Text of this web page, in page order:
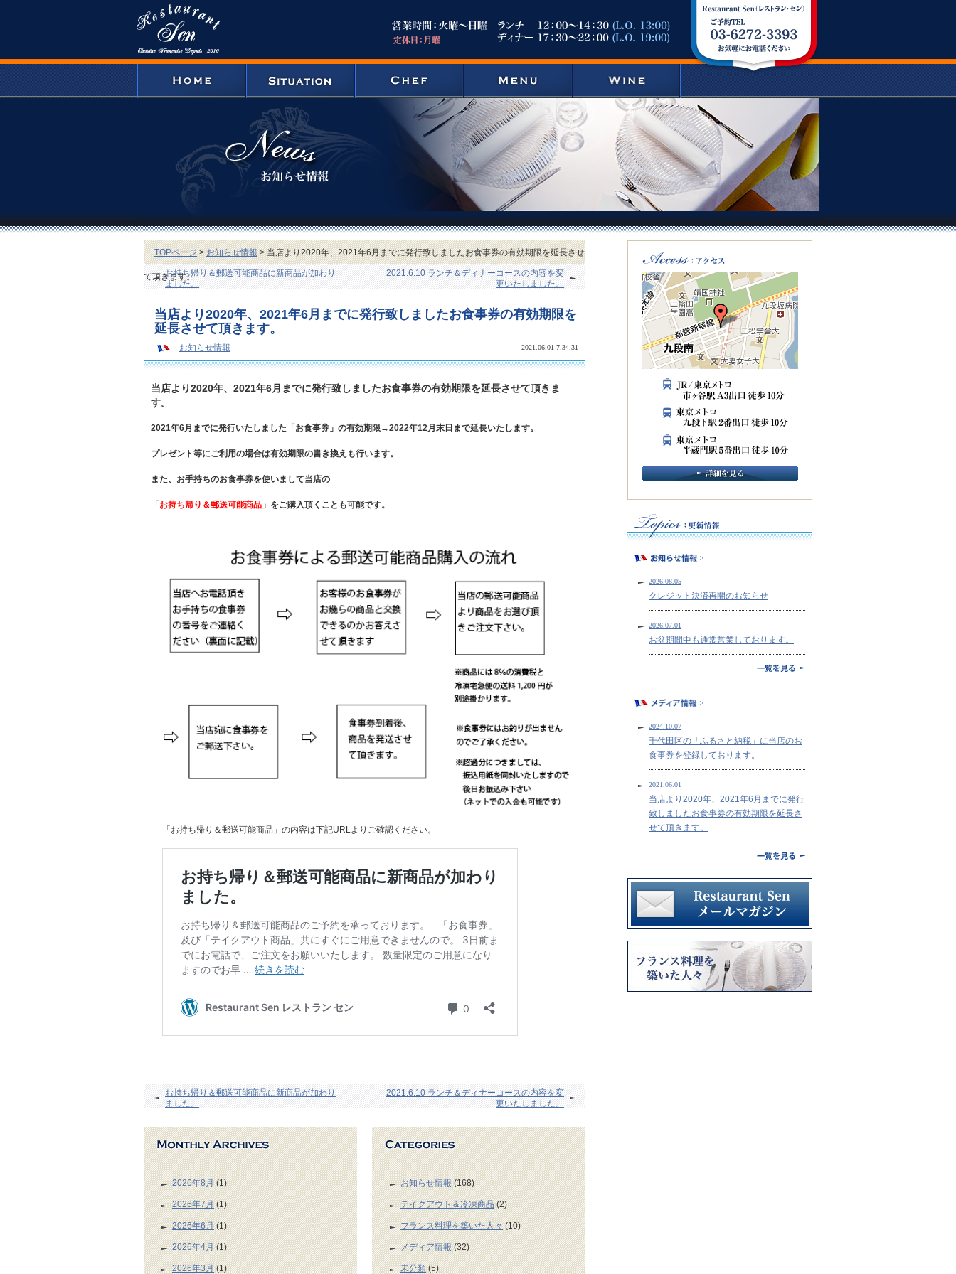
TOPページ>お知らせ情報> 当店より2020年、2021年6月までに発行致しましたお食事券の有効期限を延長させ
て頂きます。
お持ち帰り＆郵送可能商品に新商品が加わり
ました。
2021.6.10 ランチ＆ディナーコースの内容を変
更いたしました。
当店より2020年、2021年6月までに発行致しましたお食事券の有効期限を
延長させて頂きます。
お知らせ情報 2021.06.01 7.34.31
当店より2020年、2021年6月までに発行致しましたお食事券の有効期限を延長させて頂きま
す。
2021年6月までに発行いたしました「お食事券」の有効期限→2022年12月末日まで延長いたします。
プレゼント等にご利用の場合は有効期限の書き換えも行います。
また、お手持ちのお食事券を使いまして当店の
「お持ち帰り＆郵送可能商品 」をご購入頂くことも可能です。
「お持ち帰り＆郵送可能商品」の内容は下記URLよりご確認ください。
お持ち帰り＆郵送可能商品に新商品が加わり
ました。
2021.6.10 ランチ＆ディナーコースの内容を変
更いたしました。
2026年8月(1)
2026年7月(1)
2026年6月(1)
2026年4月(1)
2026年3月(1)
お知らせ情報(168)
テイクアウト＆冷凍商品(2)
フランス料理を築いた人々(10)
メディア情報(32)
未分類(5)
2026.08.05
クレジット決済再開のお知らせ
2026.07.01
お盆期間中も通常営業しております。
2024.10.07
千代田区の「ふるさと納税」に当店のお
食事券を登録しております。
2021.06.01
当店より2020年、2021年6月までに発行
致しましたお食事券の有効期限を延長さ
せて頂きます。